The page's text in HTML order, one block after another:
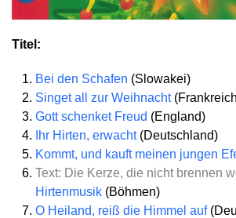
Titel:
Bei den Schafen (Slowakei)
Singet all zur Weihnacht
Gott schenket Freud (England)
Ihr Hirten, erwacht(Deutschland)
Kommt, und kauft meinen jungen
Text: Die Kerze, die nicht brennen
Hirtenmusik (Böhmen)
O Heiland, reiß die Himmel auf